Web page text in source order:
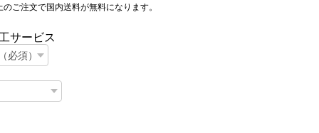
ご注文で国内送料が無料になります。
サービス